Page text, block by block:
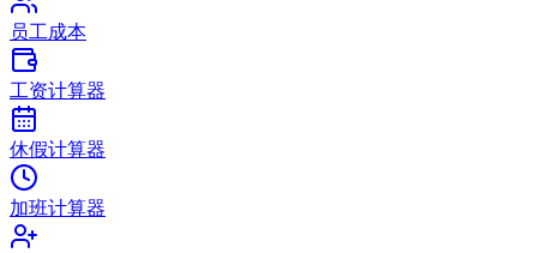
员工成本
工资计算器
休假计算器
加班计算器